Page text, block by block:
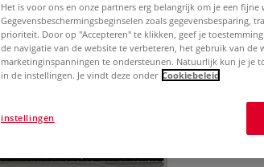
Het is voor ons en onze partners erg belangrijk om je een
Gegevensbeschermingsbeginselen zoals gegevensbesparing,
prioriteit. Door op "Accepteren" te klikken, geef je
de navigatie van de website te verbeteren, het gebruik van de
marketinginspanningen te ondersteunen. Natuurlijk kun je je
in de instellingen. Je vindt deze onder Cookiebeleid
instellingen